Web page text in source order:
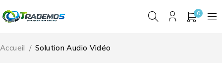
0
Accueil / Solution Audio Vidéo